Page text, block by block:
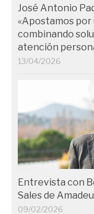
José Antonio
«Apostamos por
combinando
atención
13/04/2026
Entrevista con
Sales de
09/02/2026